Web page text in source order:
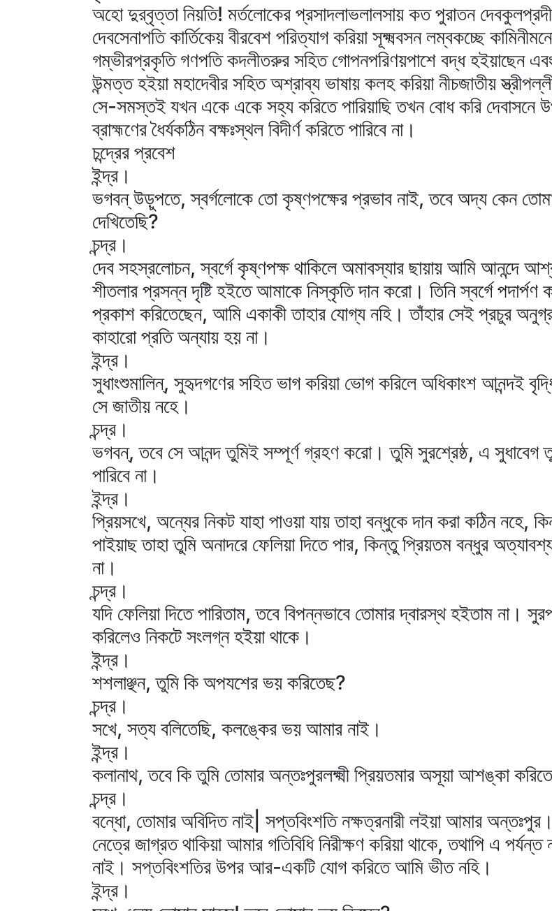
অহো দুর্‌বৃত্তা নিয়তি! মর্তলোকের প্রসাদলাভলালসায় কত পুরাতন
দেবসেনাপতি কার্তিকেয় বীরবেশ পরিত্যাগ করিয়া সূক্ষ্মবসন লম্বকচ্ছে
গম্ভীরপ্রকৃতি গণপতি কদলীতরুর সহিত গোপনপরিণয়পাশে বদ্ধ হইয়াছেন
উন্মত্ত হইয়া মহাদেবীর সহিত অশ্রাব্য ভাষায় কলহ করিয়া নীচজাতীয়
সে-সমস্তই যখন একে একে সহ্য করিতে পারিয়াছি তখন বোধ করি দেবাসনে
ব্রাহ্মণের ধৈর্যকঠিন বক্ষঃস্থল বিদীর্ণ করিতে পারিবে না।
চন্দ্রের প্রবেশ
ইন্দ্র।
ভগবন্‌ উড়ুপতে, স্বর্গলোকে তো কৃষ্ণপক্ষের প্রভাব নাই, তবে অদ্য কেন
দেখিতেছি?
চন্দ্র।
দেব সহস্রলোচন, স্বর্গে কৃষ্ণপক্ষ থাকিলে অমাবস্যার ছায়ায় আমি আনন্দে
শীতলার প্রসন্ন দৃষ্টি হইতে আমাকে নিস্কৃতি দান করো। তিনি স্বর্গে পদার্পণ
প্রকাশ করিতেছেন, আমি একাকী তাহার যোগ্য নহি। তাঁহার সেই প্রচুর
কাহারো প্রতি অন্যায় হয় না।
ইন্দ্র।
সুধাংশুমালিন্‌, সুহৃদগণের সহিত ভাগ করিয়া ভোগ করিলে অধিকাংশ আনন্দই
সে জাতীয় নহে।
চন্দ্র।
ভগবন্‌, তবে সে আনন্দ তুমিই সম্পূর্ণ গ্রহণ করো। তুমি সুরশ্রেষ্ঠ, এ
পারিবে না।
ইন্দ্র।
প্রিয়সখে, অন্যের নিকট যাহা পাওয়া যায় তাহা বন্ধুকে দান করা কঠিন নহে,
পাইয়াছ তাহা তুমি অনাদরে ফেলিয়া দিতে পার, কিন্তু প্রিয়তম বন্ধুর
না।
চন্দ্র।
যদি ফেলিয়া দিতে পারিতাম, তবে বিপন্নভাবে তোমার দ্বারস্থ হইতাম না।
করিলেও নিকটে সংলগ্ন হইয়া থাকে।
ইন্দ্র।
শশলাঞ্ছন, তুমি কি অপযশের ভয় করিতেছ?
চন্দ্র।
সখে, সত্য বলিতেছি, কলঙ্কের ভয় আমার নাই।
ইন্দ্র।
কলানাথ, তবে কি তুমি তোমার অন্তঃপুরলক্ষ্মী প্রিয়তমার অসূয়া আশঙ্কা
চন্দ্র।
বন্ধো, তোমার অবিদিত নাই| সপ্তবিংশতি নক্ষত্রনারী লইয়া আমার
নেত্রে জাগ্রত থাকিয়া আমার গতিবিধি নিরীক্ষণ করিয়া থাকে, তথাপি এ
নাই। সপ্তবিংশতির উপর আর-একটি যোগ করিতে আমি ভীত নহি।
ইন্দ্র।